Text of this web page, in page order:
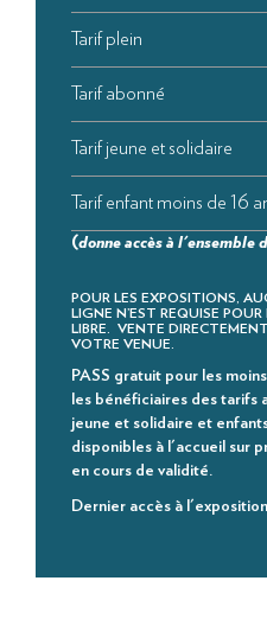
Tarif plein
Tarif abonné
Tarif jeune et solidaire
Tarif enfant moins de 16
(donne accès à l'ensemble
POUR LES EXPOSITIONS,
LIGNE N’EST REQUISE
LIBRE. VENTE
VOTRE VENUE.
PASS gratuit pour les
les bénéficiaires des tarifs
jeune et solidaire et
disponibles à l'accueil sur
en cours de validité.
Dernier accès à